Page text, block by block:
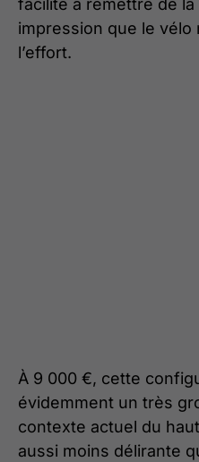
facilité à remettre de
impression que le vélo
l’effort.
À 9 000 €, cette
évidemment un très
contexte actuel du
aussi moins délirante